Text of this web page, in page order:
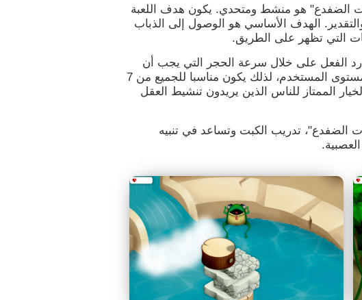
الضفدع" هو منشط ومتحدي. يكون هدف اللعبة
الهدف الأساسي هو الوصول إلى الذباب
التي تظهر على الطريق.
الفعل على خلال سرعة الحجر التي يجب أن
يقفز عليها الضفدع. تتكيّف اللعبة لمستوى المستخدم، لذلك يكون مناسبا للجميع من 7
الممتاز للناس الذين يريدون تنشيط العقل
الضفدع"، تدريب الكبت وتساعد في تنبيه